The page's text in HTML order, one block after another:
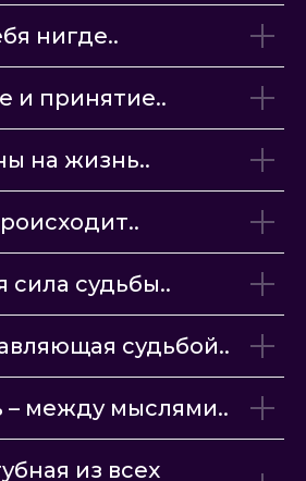
нигде..
и принятие..
на жизнь..
..
сила судьбы..
судьбой..
– между мыслями..
из всех